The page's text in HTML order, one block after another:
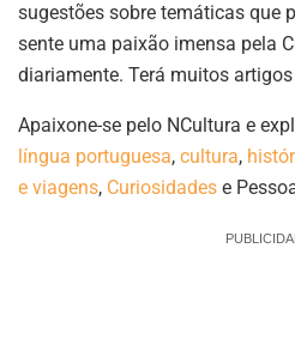
sugestões sobre temáticas que
sente uma paixão imensa pela
diariamente. Terá muitos
Apaixone-se pelo NCultura e
língua portuguesa, cultura,
e viagens, Curiosidades e